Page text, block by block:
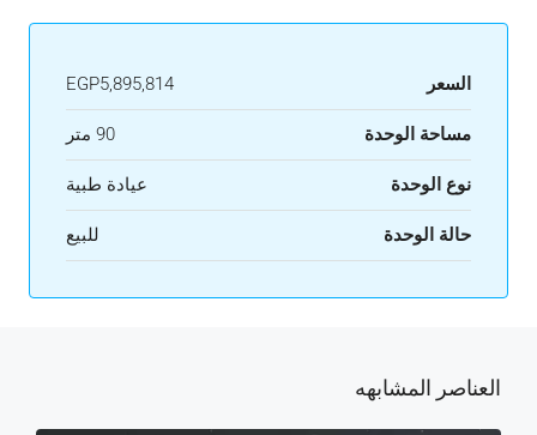
السعر EGP5,895,814
مساحة الوحدة 90 متر
نوع الوحدة عيادة طبية
حالة الوحدة للبيع
العناصر المشابهه